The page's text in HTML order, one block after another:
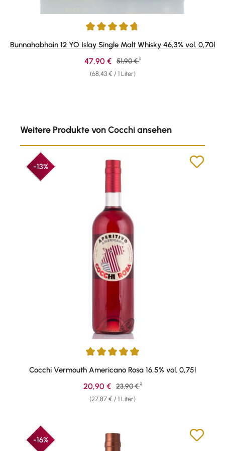
Durchschnittliche Bewertung von 4.83 von 5 Sternen
Bunnahabhain 12 YO Islay Single Malt Whisky 46,3% vol. 0,70l
(68,43 € / 1 Liter)
Verkaufspreis:
47,90 € Regulärer Preis:
51,90 € 1
Weitere Produkte von Cocchi ansehen
-13%
Durchschnittliche Bewertung von 5 von 5 Sternen
Cocchi Vermouth Americano Rosa 16,5% vol. 0,75l
(27,87 € / 1 Liter)
Verkaufspreis:
20,90 € Regulärer Preis:
23,90 € 1
-16%